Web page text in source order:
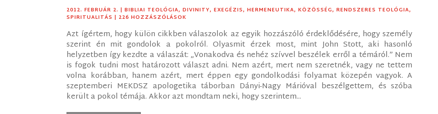
2012. FEBRUÁR 2. |BIBLIAI TEOLÓGIA,DIVINITY,EXEGÉZIS,HERMENEUTIKA,KÖZÖSSÉG,RENDSZERES TEOLÓGIA,
SPIRITUALITÁS | 226 HOZZÁSZÓLÁSOK
Azt ígértem, hogy külön cikkben válaszolok az egyik hozzászóló érdeklődésére, hogy személy
szerint én mit gondolok a pokolról. Olyasmit érzek most, mint John Stott, aki hasonló
helyzetben így kezdte a válaszát: „Vonakodva és nehéz szívvel beszélek erről a témáról.” Nem
is fogok tudni most határozott választ adni. Nem azért, mert nem szeretnék, vagy ne tettem
volna korábban, hanem azért, mert éppen egy gondolkodási folyamat közepén vagyok. A
szeptemberi MEKDSZ apologetika táborban Dányi-Nagy Márióval beszélgettem, és szóba
került a pokol témája. Akkor azt mondtam neki, hogy szerintem...